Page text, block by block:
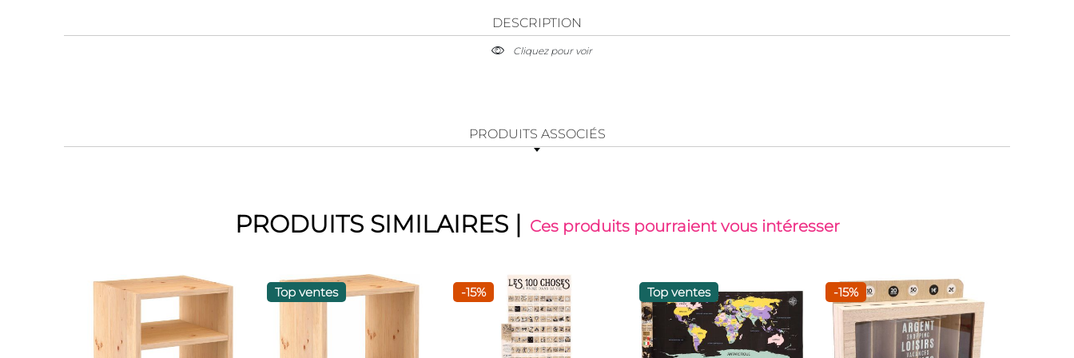
DESCRIPTION
Cliquez pour voir
PRODUITS ASSOCIÉS
PRODUITS SIMILAIRES | Ces produits pourraient vous intéresser
Top ventes -15% Top ventes -15%